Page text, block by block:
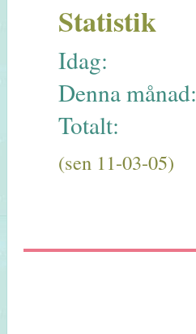
Statistik
Idag:
Denna månad:
Totalt:
(sen 11-03-05)